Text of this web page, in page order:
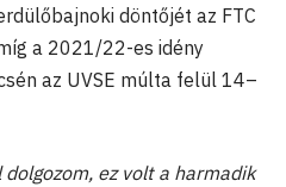
döntőjét az FTC
a 2021/22-es idény
az UVSE múlta felül 14–
ez volt a harmadik